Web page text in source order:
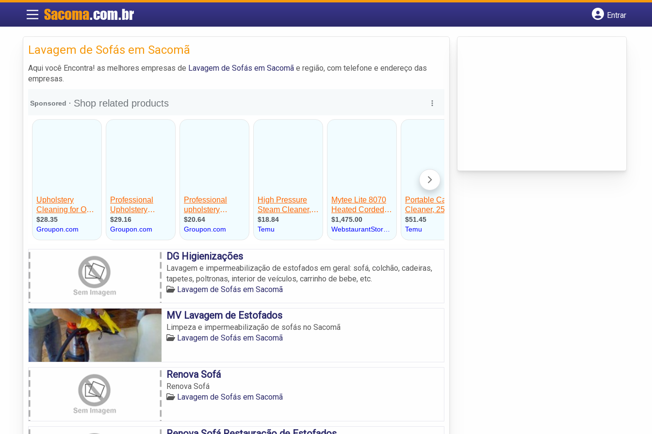
Sacoma.com.br
Entrar
Lavagem de Sofás em Sacomã
Aqui você Encontra! as melhores empresas de Lavagem de Sofás em Sacomã e região, com telefone e endereço das
empresas.
DG Higienizações
Lavagem e impermeabilização de estofados em geral: sofá, colchão, cadeiras,
tapetes, poltronas, interior de veículos, carrinho de bebe, etc.
Lavagem de Sofás em Sacomã
MV Lavagem de Estofados
Limpeza e impermeabilização de sofás no Sacomã
Lavagem de Sofás em Sacomã
Renova Sofá
Renova Sofá
Lavagem de Sofás em Sacomã